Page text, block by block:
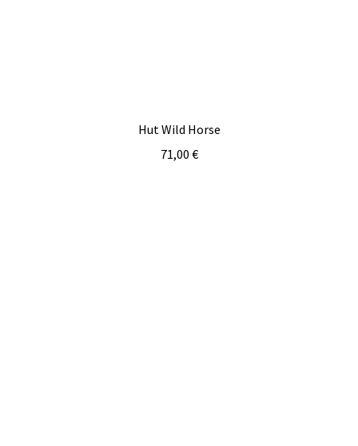
Hut Wild Horse
71,00 €